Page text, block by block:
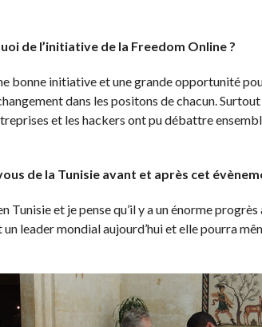
de l’initiative de la Freedom Online ?
bonne initiative et une grande opportunité
dans les positons de chacun.
et les hackers ont pu débattre
de la Tunisie avant et après cet
Tunisie et je pense qu’il y a un énorme
leader mondial aujourd’hui et elle pourra